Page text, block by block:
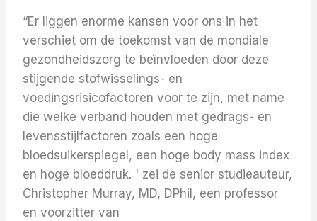
“Er liggen enorme kansen voor ons in het
verschiet om de toekomst van de mondiale
gezondheidszorg te beïnvloeden door deze
stijgende stofwisselings- en
voedingsrisicofactoren voor te zijn, met name
die welke verband houden met gedrags- en
levensstijlfactoren zoals een hoge
bloedsuikerspiegel, een hoge body mass index
en hoge bloeddruk. ' zei de senior studieauteur,
Christopher Murray, MD, DPhil, een professor
en voorzitter van